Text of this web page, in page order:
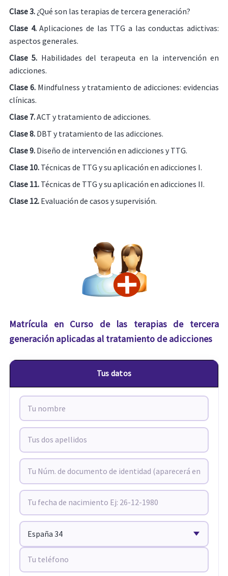
Clase 3. ¿Qué son las terapias de tercera generación?
Clase 4.Aplicaciones de las TTG a las conductas adictivas:
aspectos generales.
Clase 5. Habilidades del terapeuta en la intervención en
adicciones.
Clase 6. Mindfulness y tratamiento de adicciones: evidencias
clínicas.
Clase 7.ACT y tratamiento de adicciones.
Clase 8. DBT y tratamiento de las adicciones.
Clase 9. Diseño de intervención en adicciones y TTG.
Clase 10. Técnicas de TTG y su aplicación en adicciones I.
Clase 11. Técnicas de TTG y su aplicación en adicciones II.
Clase 12. Evaluación de casos y supervisión.
Matrícula en Curso de las terapias de tercera
generación aplicadas al tratamiento de adicciones
Tus datos